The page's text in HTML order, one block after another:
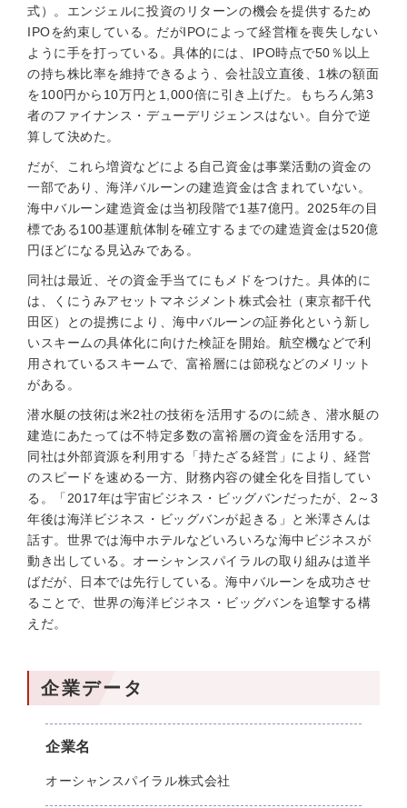
式）。エンジェルに投資のリターンの機会を提供するため
IPOを約束している。だがIPOによって経営権を喪失しない
ように手を打っている。具体的には、IPO時点で50％以上
の持ち株比率を維持できるよう、会社設立直後、1株の額面
を100円から10万円と1,000倍に引き上げた。もちろん第3
者のファイナンス・デューデリジェンスはない。自分で逆
算して決めた。
だが、これら増資などによる自己資金は事業活動の資金の
一部であり、海洋バルーンの建造資金は含まれていない。
海中バルーン建造資金は当初段階で1基7億円。2025年の目
標である100基運航体制を確立するまでの建造資金は520億
円ほどになる見込みである。
同社は最近、その資金手当てにもメドをつけた。具体的に
は、くにうみアセットマネジメント株式会社（東京都千代
田区）との提携により、海中バルーンの証券化という新し
いスキームの具体化に向けた検証を開始。航空機などで利
用されているスキームで、富裕層には節税などのメリット
がある。
潜水艇の技術は米2社の技術を活用するのに続き、潜水艇の
建造にあたっては不特定多数の富裕層の資金を活用する。
同社は外部資源を利用する「持たざる経営」により、経営
のスピードを速める一方、財務内容の健全化を目指してい
る。「2017年は宇宙ビジネス・ビッグバンだったが、2～3
年後は海洋ビジネス・ビッグバンが起きる」と米澤さんは
話す。世界では海中ホテルなどいろいろな海中ビジネスが
動き出している。オーシャンスパイラルの取り組みは道半
ばだが、日本では先行している。海中バルーンを成功させ
ることで、世界の海洋ビジネス・ビッグバンを追撃する構
えだ。
企業データ
企業名
オーシャンスパイラル株式会社